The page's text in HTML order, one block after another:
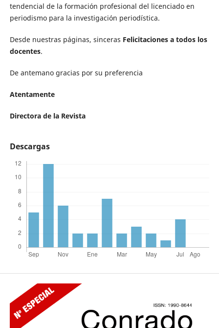
tendencial de la formación profesional del licenciado en
periodismo para la investigación periodística.
Desde nuestras páginas, sinceras Felicitaciones a todos los
docentes.
De antemano gracias por su preferencia
Atentamente
Directora de la Revista
Descargas